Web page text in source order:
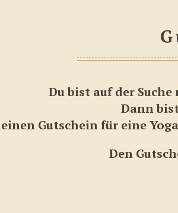
Du bist auf der
Dann
Gutschein für eine
Den